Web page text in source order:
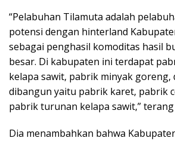
“Pelabuhan Tilamuta adalah
potensi dengan hinterland
sebagai penghasil komoditas hasil
besar. Di kabupaten ini terdapat
kelapa sawit, pabrik minyak goreng,
dibangun yaitu pabrik karet, pabrik
pabrik turunan kelapa sawit,” terang
Dia menambahkan bahwa